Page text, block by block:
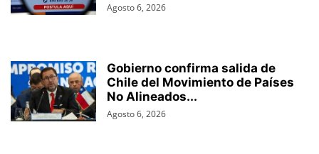
Agosto 6, 2026
Gobierno confirma salida de
Chile del Movimiento de Países
No Alineados...
Agosto 6, 2026